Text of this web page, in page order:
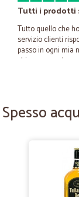
Tutti i prodotti
Tutto quello che
servizio clienti
passo in ogni mia
chiare e vere. La
Tutto perfetto
Il prezzo, la
Spesso